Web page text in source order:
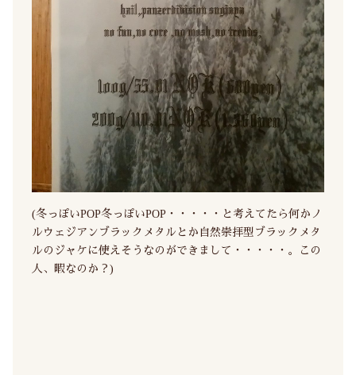
(冬っぽいPOP冬っぽいPOP・・・・・と考えてたら何かノ
ルウェジアンブラックメタルとか自然崇拝型ブラックメタ
ルのジャケに使えそうなのができまして・・・・・。この
人、暇なのか？)